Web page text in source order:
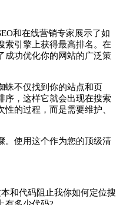
和在线营销专家展示了如
索引擎上获得最高排名。在
成功优化你的网站的广泛策
蛛不仅找到你的站点和页
序，这样它就会出现在搜索
的过程，而是需要维护、
。使用这个作为您的顶级清
和代码阻止­我你如何定位搜